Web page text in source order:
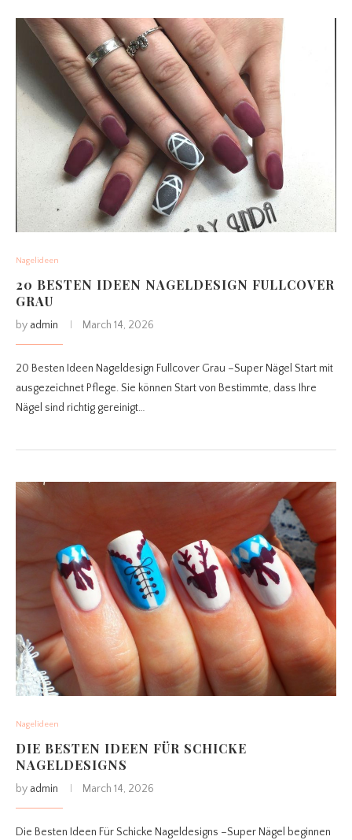
Nagelideen
20 BESTEN IDEEN NAGELDESIGN FULLCOVER
GRAU
by admin March 14, 2026
20 Besten Ideen Nageldesign Fullcover Grau –Super Nägel Start mit
ausgezeichnet Pflege. Sie können Start von Bestimmte, dass Ihre
Nägel sind richtig gereinigt…
Nagelideen
DIE BESTEN IDEEN FÜR SCHICKE
NAGELDESIGNS
by admin March 14, 2026
Die Besten Ideen Für Schicke Nageldesigns –Super Nägel beginnen